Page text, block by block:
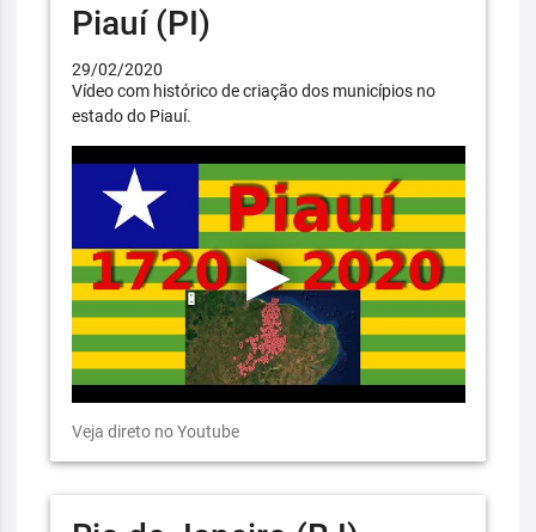
Piauí (PI)
29/02/2020
Vídeo com histórico de criação dos municípios no
estado do Piauí.
Veja direto no Youtube